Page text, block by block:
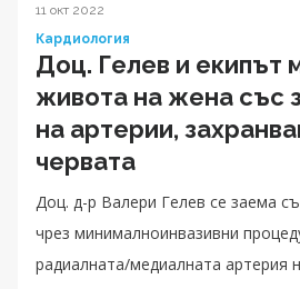
11 окт 2022
Кардиология
Доц. Гелев и екипът
живота на жена със
на артерии,
червата
Доц. д-р Валери Гелев се заема
чрез минималноинвазивни
радиалната/медиалната артерия